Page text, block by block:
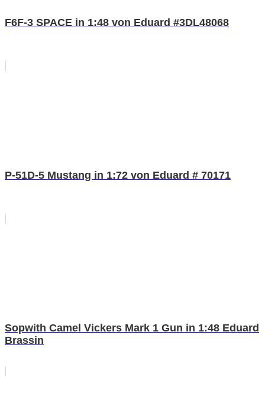
F6F-3 SPACE in 1:48 von Eduard #3DL48068
P-51D-5 Mustang in 1:72 von Eduard # 70171
Sopwith Camel Vickers Mark 1 Gun in 1:48 Eduard
Brassin